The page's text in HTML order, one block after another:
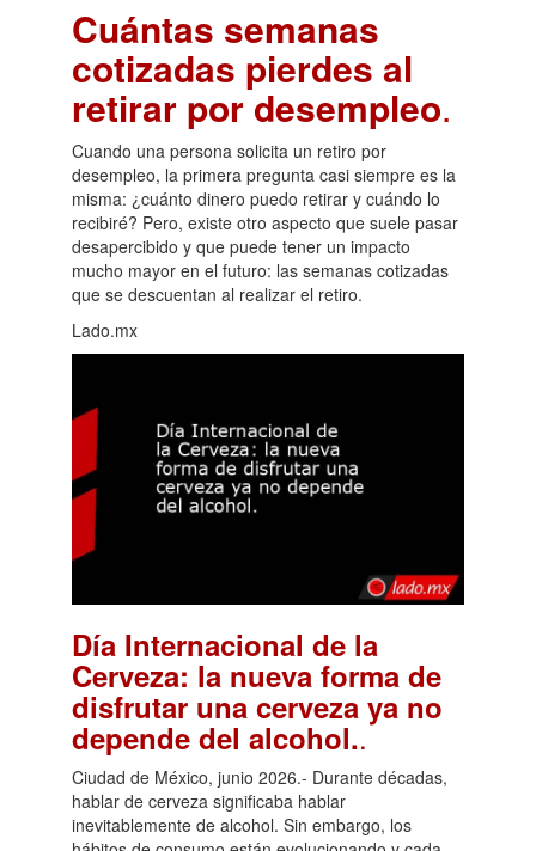
Cuántas semanas
cotizadas pierdes al
retirar por desempleo.
Cuando una persona solicita un retiro por
desempleo, la primera pregunta casi siempre es la
misma: ¿cuánto dinero puedo retirar y cuándo lo
recibiré? Pero, existe otro aspecto que suele pasar
desapercibido y que puede tener un impacto
mucho mayor en el futuro: las semanas cotizadas
que se descuentan al realizar el retiro.
Lado.mx
Día Internacional de la
Cerveza: la nueva forma de
disfrutar una cerveza ya no
depende del alcohol..
Ciudad de México, junio 2026.- Durante décadas,
hablar de cerveza significaba hablar
inevitablemente de alcohol. Sin embargo, los